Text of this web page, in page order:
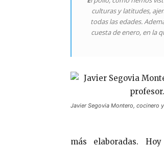
culturas y latitudes,
todas las edades.
cuesta de enero, en la
Javier Segovia Montero, cocinero
más elaboradas.